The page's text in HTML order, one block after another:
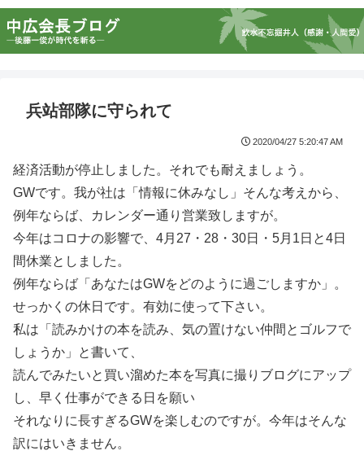
兵站部隊に守られて
2020/04/27 5:20:47 AM
経済活動が停止しました。それでも耐えましょう。
GWです。我が社は「情報に休みなし」そんな考えから、
例年ならば、カレンダー通り営業致しますが。
今年はコロナの影響で、4月27・28・30日・5月1日と4日
間休業としました。
例年ならば「あなたはGWをどのように過ごしますか」。
せっかくの休日です。有効に使って下さい。
私は「読みかけの本を読み、気の置けない仲間とゴルフで
しょうか」と書いて、
読んでみたいと買い溜めた本を写真に撮りブログにアップ
し、早く仕事ができる日を願い
それなりに長すぎるGWを楽しむのですが。今年はそんな
訳にはいきません。